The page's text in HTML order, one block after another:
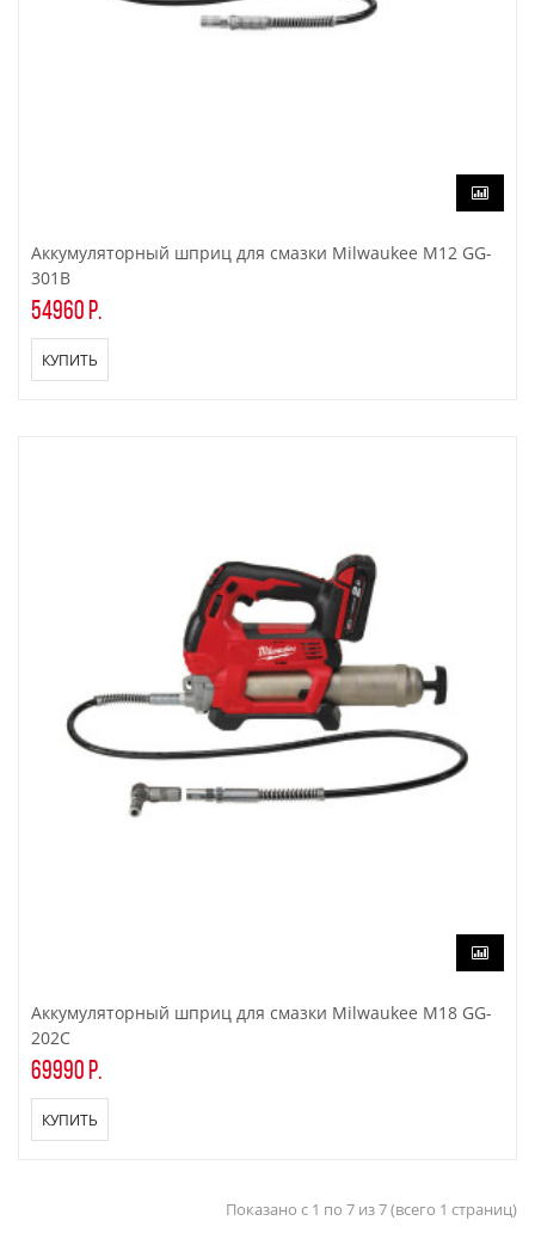
Аккумуляторный шприц для смазки Milwaukee M12 GG-
301B
54960 р.
КУПИТЬ
Аккумуляторный шприц для смазки Milwaukee M18 GG-
202C
69990 р.
КУПИТЬ
Показано с 1 по 7 из 7 (всего 1 страниц)